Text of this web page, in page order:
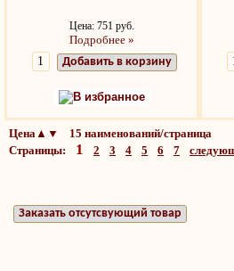
Цена: 751 руб.
Подробнее »
Добавить в корзину
В избранное
Цена▲▼ 15 наименований/страница
Страницы: 1 2 3 4 5 6 7
Заказать отсутсвующий товар